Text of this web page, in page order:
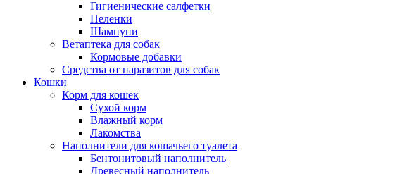
Гигиенические салфетки
Пеленки
Шампуни
Ветаптека для собак
Кормовые добавки
Средства от паразитов для собак
Кошки
Корм для кошек
Сухой корм
Влажный корм
Лакомства
Наполнители для кошачьего туалета
Бентонитовый наполнитель
Древесный наполнитель